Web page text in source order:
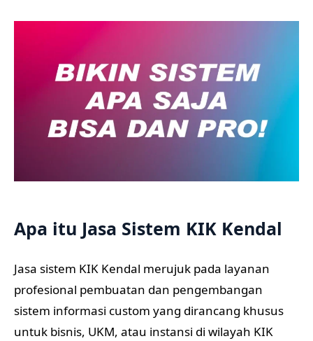
Apa itu Jasa Sistem KIK Kendal
Jasa sistem KIK Kendal merujuk pada layanan
profesional pembuatan dan pengembangan
sistem informasi custom yang dirancang khusus
untuk bisnis, UKM, atau instansi di wilayah KIK